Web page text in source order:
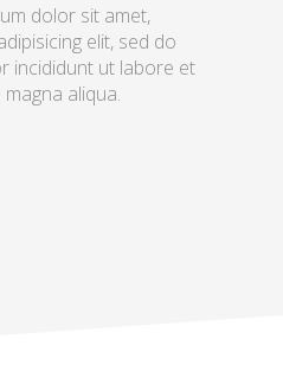
dolor sit amet,
elit, sed do
incididunt ut labore et
aliqua.